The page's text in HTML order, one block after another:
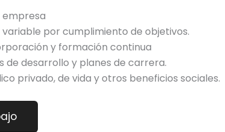
empresa
variable por cumplimiento de objetivos.
y formación continua
de desarrollo y planes de carrera.
privado, de vida y otros beneficios sociales.